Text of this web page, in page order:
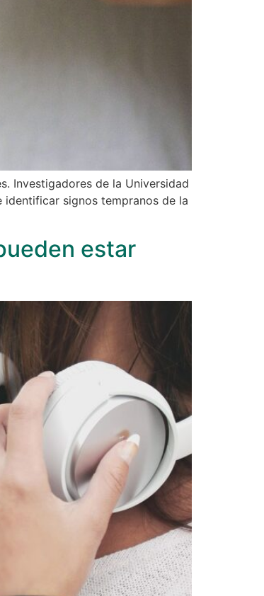
Investigadores de la Universidad
signos tempranos de la
estar